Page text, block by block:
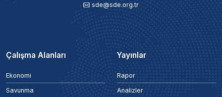
sde@sde.org.tr
Çalışma Alanları
Ekonomi
Savunma
Yayınlar
Rapor
Analizler